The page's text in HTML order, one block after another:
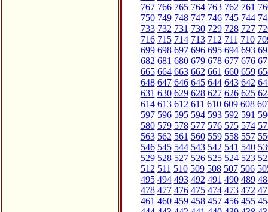
767 766 765 764 763 762 761
750 749 748 747 746 745 744
733 732 731 730 729 728 727
716 715 714 713 712 711 710
699 698 697 696 695 694 693
682 681 680 679 678 677 676
665 664 663 662 661 660 659
648 647 646 645 644 643 642
631 630 629 628 627 626 625
614 613 612 611 610 609 608
597 596 595 594 593 592 591
580 579 578 577 576 575 574
563 562 561 560 559 558 557
546 545 544 543 542 541 540
529 528 527 526 525 524 523
512 511 510 509 508 507 506
495 494 493 492 491 490 489
478 477 476 475 474 473 472
461 460 459 458 457 456 455